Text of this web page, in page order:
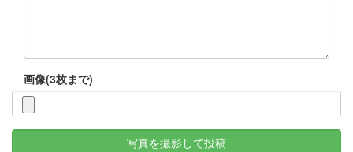
画像(3枚まで)
写真を撮影して投稿